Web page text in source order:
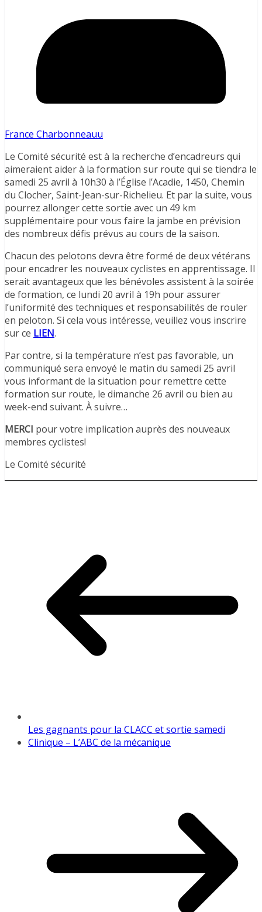
France Charbonneauu
Le Comité sécurité est à la recherche d’encadreurs qui
aimeraient aider à la formation sur route qui se tiendra le
samedi 25 avril à 10h30 à l’Église l’Acadie, 1450, Chemin
du Clocher, Saint-Jean-sur-Richelieu. Et par la suite, vous
pourrez allonger cette sortie avec un 49 km
supplémentaire pour vous faire la jambe en prévision
des nombreux défis prévus au cours de la saison.
Chacun des pelotons devra être formé de deux vétérans
pour encadrer les nouveaux cyclistes en apprentissage. Il
serait avantageux que les bénévoles assistent à la soirée
de formation, ce lundi 20 avril à 19h pour assurer
l’uniformité des techniques et responsabilités de rouler
en peloton. Si cela vous intéresse, veuillez vous inscrire
sur ce LIEN.
Par contre, si la température n’est pas favorable, un
communiqué sera envoyé le matin du samedi 25 avril
vous informant de la situation pour remettre cette
formation sur route, le dimanche 26 avril ou bien au
week-end suivant. À suivre…
MERCI pour votre implication auprès des nouveaux
membres cyclistes!
Le Comité sécurité
Les gagnants pour la CLACC et sortie samedi
Clinique – L’ABC de la mécanique